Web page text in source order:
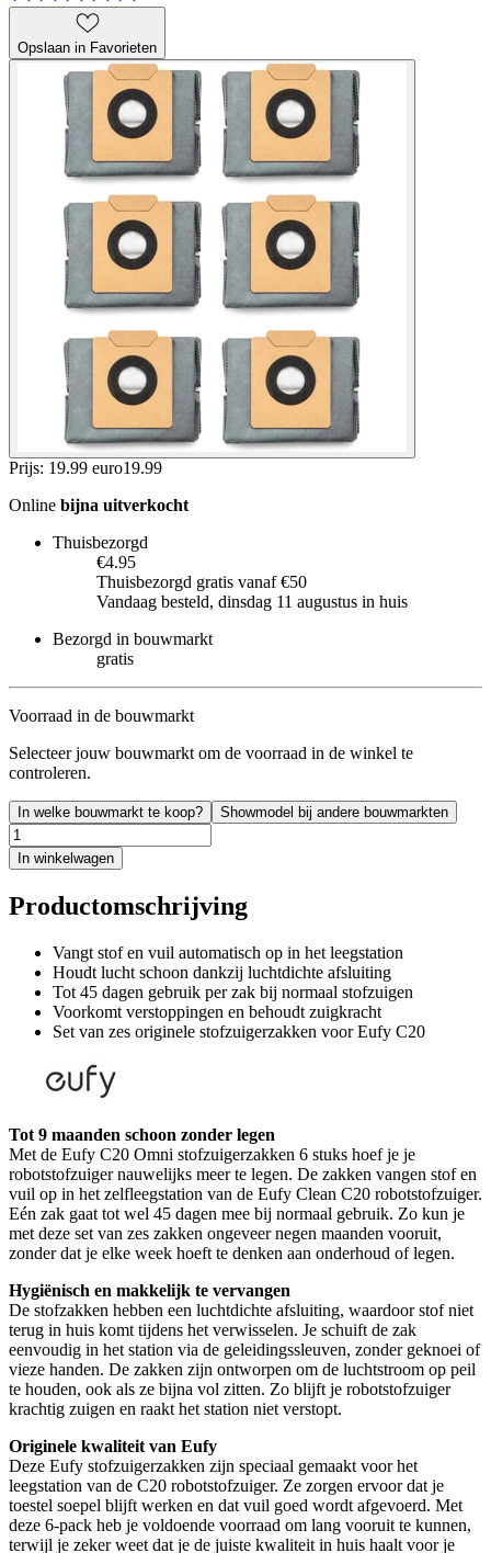
Opslaan in Favorieten
Prijs: 19.99 euro19.99
Online bijna uitverkocht
Thuisbezorgd
€4.95
Thuisbezorgd gratis vanaf €50
Vandaag besteld, dinsdag 11 augustus in huis
Bezorgd in bouwmarkt
gratis
Voorraad in de bouwmarkt
Selecteer jouw bouwmarkt om de voorraad in de winkel te
controleren.
In welke bouwmarkt te koop? Showmodel bij andere bouwmarkten
In winkelwagen
Productomschrijving
Vangt stof en vuil automatisch op in het leegstation
Houdt lucht schoon dankzij luchtdichte afsluiting
Tot 45 dagen gebruik per zak bij normaal stofzuigen
Voorkomt verstoppingen en behoudt zuigkracht
Set van zes originele stofzuigerzakken voor Eufy C20
Tot 9 maanden schoon zonder legen
Met de Eufy C20 Omni stofzuigerzakken 6 stuks hoef je je
robotstofzuiger nauwelijks meer te legen. De zakken vangen stof en
vuil op in het zelfleegstation van de Eufy Clean C20 robotstofzuiger.
Eén zak gaat tot wel 45 dagen mee bij normaal gebruik. Zo kun je
met deze set van zes zakken ongeveer negen maanden vooruit,
zonder dat je elke week hoeft te denken aan onderhoud of legen.
Hygiënisch en makkelijk te vervangen
De stofzakken hebben een luchtdichte afsluiting, waardoor stof niet
terug in huis komt tijdens het verwisselen. Je schuift de zak
eenvoudig in het station via de geleidingssleuven, zonder geknoei of
vieze handen. De zakken zijn ontworpen om de luchtstroom op peil
te houden, ook als ze bijna vol zitten. Zo blijft je robotstofzuiger
krachtig zuigen en raakt het station niet verstopt.
Originele kwaliteit van Eufy
Deze Eufy stofzuigerzakken zijn speciaal gemaakt voor het
leegstation van de C20 robotstofzuiger. Ze zorgen ervoor dat je
toestel soepel blijft werken en dat vuil goed wordt afgevoerd. Met
deze 6-pack heb je voldoende voorraad om lang vooruit te kunnen,
terwijl je zeker weet dat je de juiste kwaliteit in huis haalt voor je